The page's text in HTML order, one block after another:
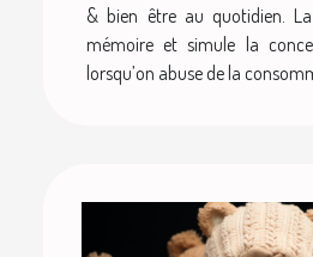
& bien être au quotidien.
mémoire et simule la
lorsqu’on abuse de la